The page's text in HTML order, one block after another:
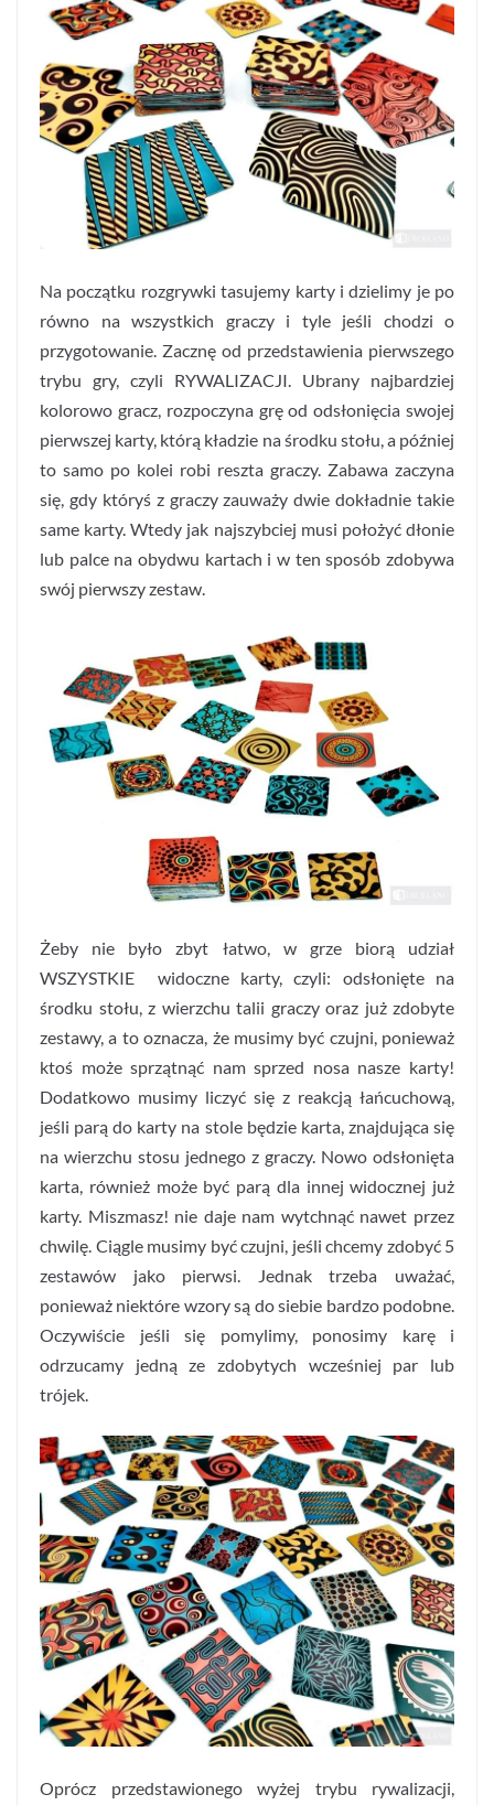
Na początku rozgrywki tasujemy karty i dzielimy je po
równo na wszystkich graczy i tyle jeśli chodzi o
przygotowanie. Zacznę od przedstawienia pierwszego
trybu gry, czyli RYWALIZACJI. Ubrany najbardziej
kolorowo gracz, rozpoczyna grę od odsłonięcia swojej
pierwszej karty, którą kładzie na środku stołu, a później
to samo po kolei robi reszta graczy. Zabawa zaczyna
się, gdy któryś z graczy zauważy dwie dokładnie takie
same karty. Wtedy jak najszybciej musi położyć dłonie
lub palce na obydwu kartach i w ten sposób zdobywa
swój pierwszy zestaw.
Żeby nie było zbyt łatwo, w grze biorą udział
WSZYSTKIE widoczne karty, czyli: odsłonięte na
środku stołu, z wierzchu talii graczy oraz już zdobyte
zestawy, a to oznacza, że musimy być czujni, ponieważ
ktoś może sprzątnąć nam sprzed nosa nasze karty!
Dodatkowo musimy liczyć się z reakcją łańcuchową,
jeśli parą do karty na stole będzie karta, znajdująca się
na wierzchu stosu jednego z graczy. Nowo odsłonięta
karta, również może być parą dla innej widocznej już
karty. Miszmasz! nie daje nam wytchnąć nawet przez
chwilę. Ciągle musimy być czujni, jeśli chcemy zdobyć 5
zestawów jako pierwsi. Jednak trzeba uważać,
ponieważ niektóre wzory są do siebie bardzo podobne.
Oczywiście jeśli się pomylimy, ponosimy karę i
odrzucamy jedną ze zdobytych wcześniej par lub
trójek.
Oprócz przedstawionego wyżej trybu rywalizacji,